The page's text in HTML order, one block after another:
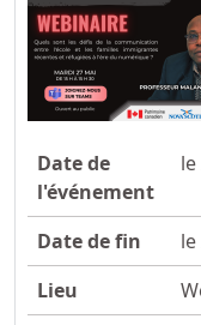
Date de
l'événement
Date de fin
Lieu